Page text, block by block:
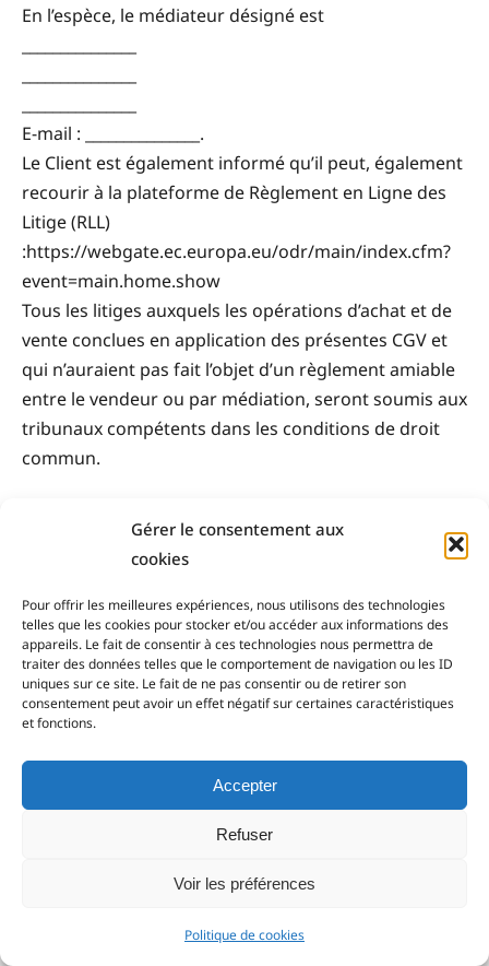
Gérer le consentement aux
cookies
Pour offrir les meilleures expériences, nous utilisons des technologies
telles que les cookies pour stocker et/ou accéder aux informations des
appareils. Le fait de consentir à ces technologies nous permettra de
traiter des données telles que le comportement de navigation ou les ID
uniques sur ce site. Le fait de ne pas consentir ou de retirer son
consentement peut avoir un effet négatif sur certaines caractéristiques
et fonctions.
Accepter
Refuser
Voir les préférences
Politique de cookies
En l’espèce, le médiateur désigné est
E-mail : _______________.
Le Client est également informé qu’il peut, également
recourir à la plateforme de Règlement en Ligne des
Litige (RLL)
:https://webgate.ec.europa.eu/odr/main/index.cfm?
event=main.home.show
Tous les litiges auxquels les opérations d’achat et de
vente conclues en application des présentes CGV et
qui n’auraient pas fait l’objet d’un règlement amiable
entre le vendeur ou par médiation, seront soumis aux
tribunaux compétents dans les conditions de droit
commun.
Payement sécurisé
14 Jours pour changer d'avis
Livraison sur toute la France
Newsletter